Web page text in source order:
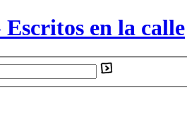
en la calle